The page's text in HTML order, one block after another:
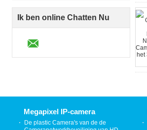
Ik ben online Chatten Nu
Megapixel IP-camera
De plastic Camera's van de de